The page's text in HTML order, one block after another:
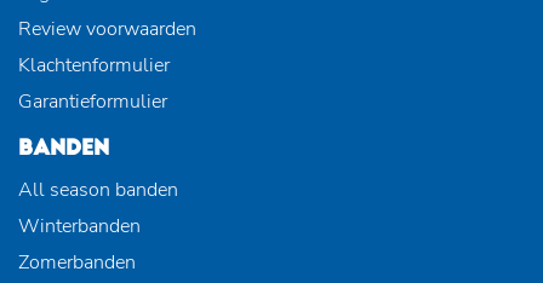
Review voorwaarden
Klachtenformulier
Garantieformulier
BANDEN
All season banden
Winterbanden
Zomerbanden